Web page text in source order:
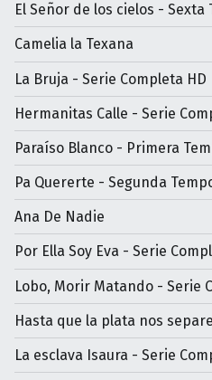
El Señor de los cielos - Sexta
Camelia la Texana
La Bruja - Serie Completa HD
Hermanitas Calle - Serie
Paraíso Blanco - Primera
Pa Quererte - Segunda
Ana De Nadie
Por Ella Soy Eva - Serie
Lobo, Morir Matando - Serie
Hasta que la plata nos
La esclava Isaura - Serie